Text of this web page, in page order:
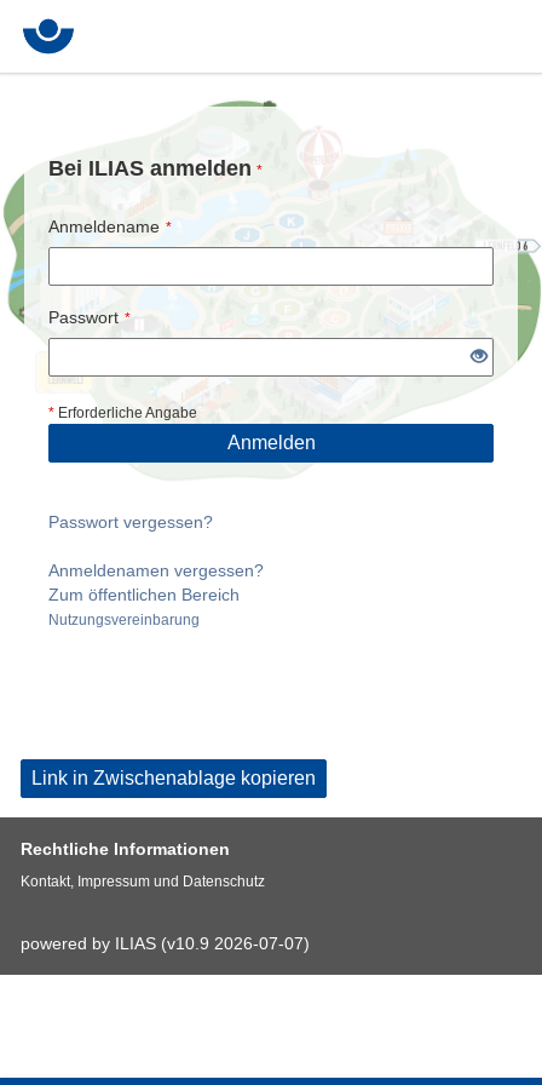
Bei ILIAS anmelden *
Anmeldename *
Passwort *
* Erforderliche Angabe
Anmelden
Passwort vergessen?
Anmeldenamen vergessen?
Zum öffentlichen Bereich
Nutzungsvereinbarung
Link in Zwischenablage kopieren
Rechtliche Informationen
Kontakt, Impressum und Datenschutz
powered by ILIAS (v10.9 2026-07-07)